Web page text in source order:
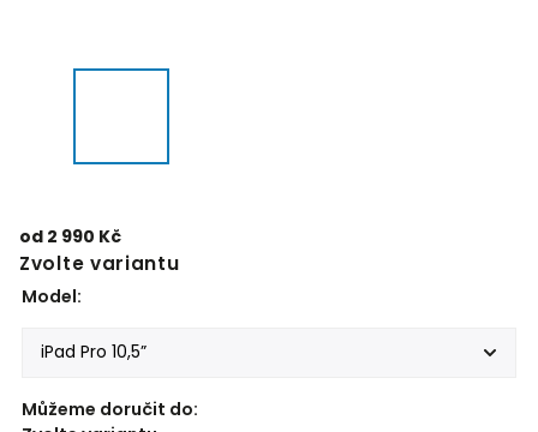
od 2 990 Kč
Zvolte variantu
Model:
Můžeme doručit do: